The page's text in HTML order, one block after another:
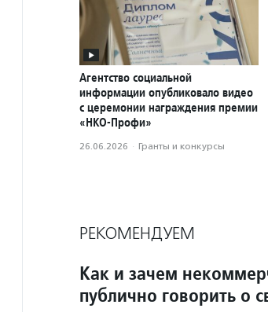
Агентство социальной
информации опубликовало видео
с церемонии награждения премии
«НКО-Профи»
26.06.2026 · Гранты и конкурсы
РЕКОМЕНДУЕМ
Как и зачем
публично говорить о